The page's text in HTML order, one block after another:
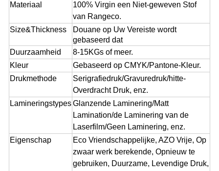
Materiaal
100% Virgin een Niet-geweven Stof
van Rangeco.
Size&Thickness
Douane op Uw Vereiste wordt
gebaseerd dat
Duurzaamheid
8-15KGs of meer.
Kleur
Gebaseerd op CMYK/Pantone-Kleur.
Drukmethode
Serigrafiedruk/Gravuredruk/hitte-
Overdracht Druk, enz.
LamineringstypesGlanzende Laminering/Matt
Lamination/de Laminering van de
Laserfilm/Geen Laminering, enz.
Eigenschap
Eco Vriendschappelijke, AZO Vrije, Op
zwaar werk berekende, Opnieuw te
gebruiken, Duurzame, Levendige Druk,